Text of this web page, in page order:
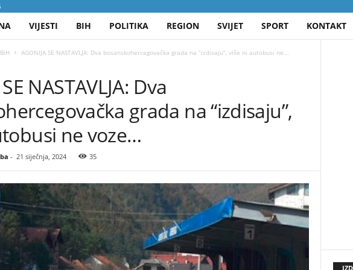
VIJESTI BIH POLITIKA REGION SVIJET SPORT KONTAKT
BiH AGONIJA SE NASTAVLJA: Dva bosanskohercegovačka grada na “izdisaju”, više ni autobusi ne...
NASTAVLJA: Dva
grada na “izdisaju”,
ne voze…
- 21 siječnja, 2024 35